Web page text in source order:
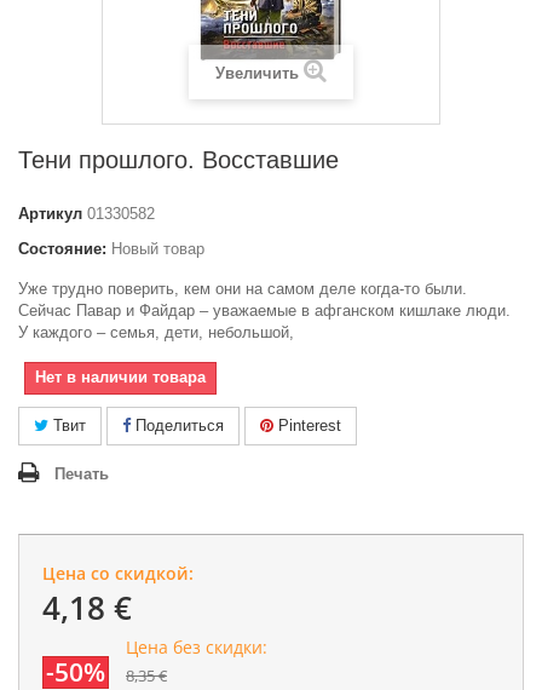
Увеличить
Тени прошлого. Восставшие
Артикул 01330582
Состояние: Новый товар
Уже трудно поверить, кем они на самом деле когда-то были.
Сейчас Павар и Файдар – уважаемые в афганском кишлаке люди.
У каждого – семья, дети, небольшой,
Нет в наличии товара
Твит Поделиться Pinterest
Печать
Цена со скидкой:
4,18 €
-50%
Цена без скидки:
8,35 €